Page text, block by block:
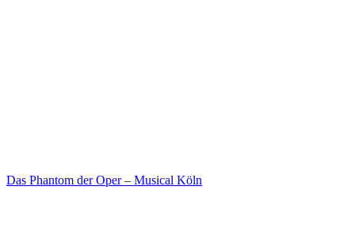
Das Phantom der Oper – Musical Köln